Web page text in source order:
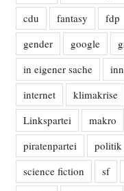
cdu
fantasy fdp
gender
google
in eigener sache
internet
klimakrise
Linkspartei
makro
piratenpartei
politik
science fiction
sf